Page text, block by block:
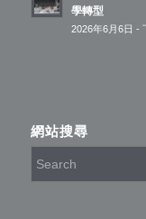
學轉型
2026年6月6日 -
網站搜尋